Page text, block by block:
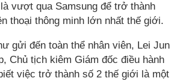
vượt qua Samsung để trở thành
thoại thông minh lớn nhất thế giới.
gửi đến toàn thể nhân viên, Lei Jun
Chủ tịch kiêm Giám đốc điều hành
việc trở thành số 2 thế giới là một